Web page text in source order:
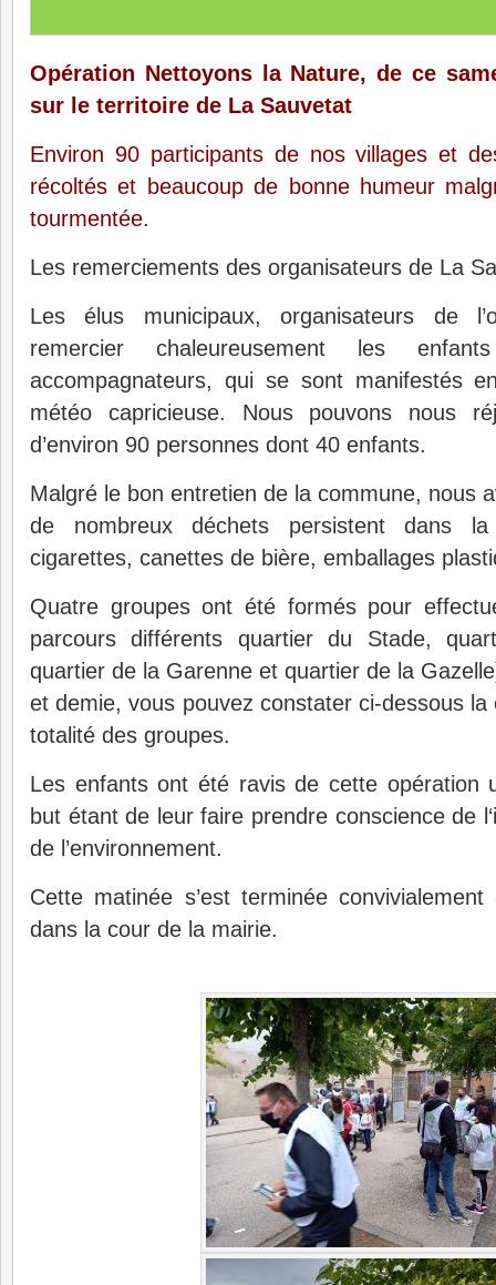
Opération Nettoyons la Nature, de ce
sur le territoire de La Sauvetat
Environ 90 participants de nos villages et
récoltés et beaucoup de bonne humeur
tourmentée.
Les remerciements des organisateurs de La
Les élus municipaux, organisateurs de
remercier chaleureusement les
accompagnateurs, qui se sont manifestés
météo capricieuse. Nous pouvons nous
d’environ 90 personnes dont 40 enfants.
Malgré le bon entretien de la commune, nous
de nombreux déchets persistent dans
cigarettes, canettes de bière, emballages
Quatre groupes ont été formés pour
parcours différents quartier du Stade,
quartier de la Garenne et quartier de la
et demie, vous pouvez constater ci-dessous la
totalité des groupes.
Les enfants ont été ravis de cette opération
but étant de leur faire prendre conscience de
de l’environnement.
Cette matinée s’est terminée convivialement
dans la cour de la mairie.